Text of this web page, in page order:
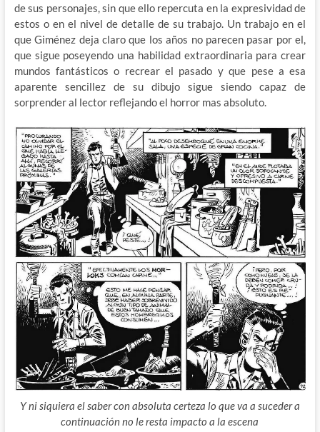
de sus personajes, sin que ello repercuta en la expresividad de
estos o en el nivel de detalle de su trabajo. Un trabajo en el
que Giménez deja claro que los años no parecen pasar por el,
que sigue poseyendo una habilidad extraordinaria para crear
mundos fantásticos o recrear el pasado y que pese a esa
aparente sencillez de su dibujo sigue siendo capaz de
sorprender al lector reflejando el horror mas absoluto.
Y ni siquiera el saber con absoluta certeza lo que va a suceder a
continuación no le resta impacto a la escena